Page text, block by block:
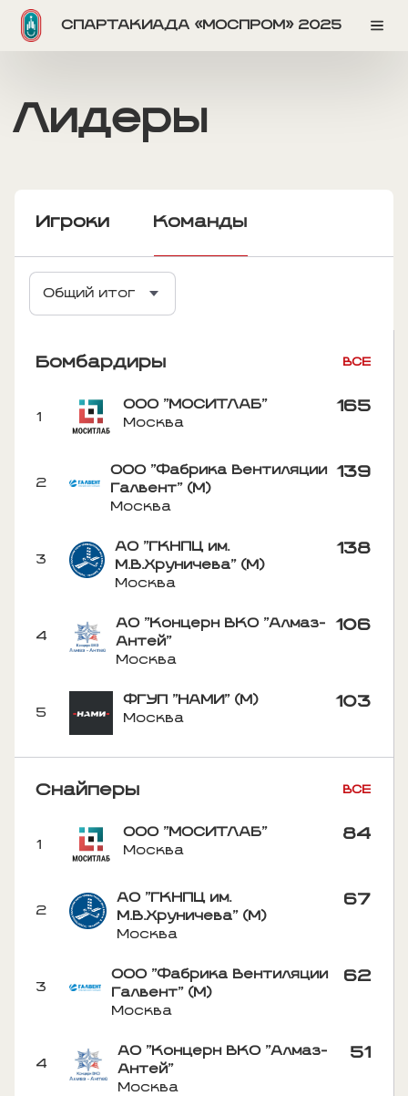
СПАРТАКИАДА «МОСПРОМ» 2025
Лидеры
Игроки Команды
Общий итог
Бомбардиры ВСЕ
1
ООО "МОСИТЛАБ"
Москва
165
2
ООО "Фабрика Вентиляции
Галвент" (М)
Москва
139
3
АО "ГКНПЦ им.
М.В.Хруничева" (М)
Москва
138
4
АО "Концерн ВКО "Алмаз-
Антей"
Москва
106
5
ФГУП "НАМИ" (М)
Москва
103
Снайперы ВСЕ
1
ООО "МОСИТЛАБ"
Москва
84
2
АО "ГКНПЦ им.
М.В.Хруничева" (М)
Москва
67
3
ООО "Фабрика Вентиляции
Галвент" (М)
Москва
62
4
АО "Концерн ВКО "Алмаз-
Антей"
Москва
51